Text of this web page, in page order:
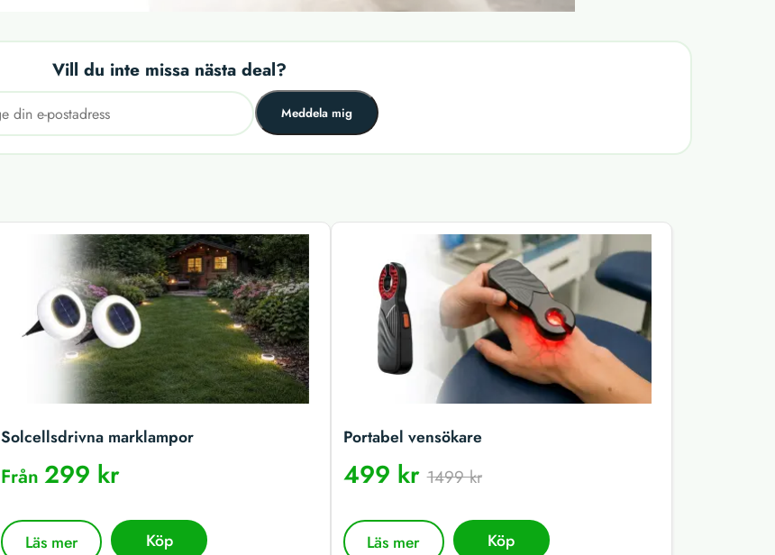
Vill du inte missa nästa deal?
Meddela mig
Solcellsdrivna marklampor
Från299 kr
Läs mer Köp
Portabel vensökare
499 kr1499 kr
Läs mer Köp